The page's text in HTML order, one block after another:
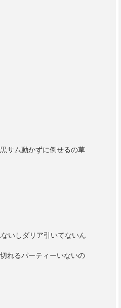
サム動かずに倒せるの草
いしダリア引いてないん
れるパーティーいないの